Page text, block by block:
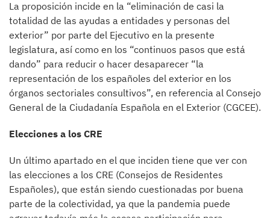
La proposición incide en la “eliminación de casi la
totalidad de las ayudas a entidades y personas del
exterior” por parte del Ejecutivo en la presente
legislatura, así como en los “continuos pasos que está
dando” para reducir o hacer desaparecer “la
representación de los españoles del exterior en los
órganos sectoriales consultivos”, en referencia al Consejo
General de la Ciudadanía Española en el Exterior (CGCEE).
Elecciones a los CRE
Un último apartado en el que inciden tiene que ver con
las elecciones a los CRE (Consejos de Residentes
Españoles), que están siendo cuestionadas por buena
parte de la colectividad, ya que la pandemia puede